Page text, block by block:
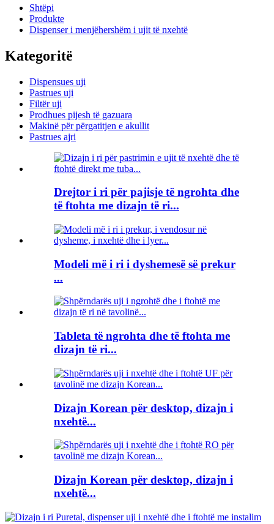
Shtëpi
Produkte
Dispenser i menjëhershëm i ujit të nxehtë
Kategoritë
Dispensues uji
Pastrues uji
Filtër uji
Prodhues pijesh të gazuara
Makinë për përgatitjen e akullit
Pastrues ajri
Drejtor i ri për pajisje të ngrohta dhe
të ftohta me dizajn të ri...
Modeli më i ri i dyshemesë së prekur
...
Tableta të ngrohta dhe të ftohta me
dizajn të ri...
Dizajn Korean për desktop, dizajn i
nxehtë...
Dizajn Korean për desktop, dizajn i
nxehtë...